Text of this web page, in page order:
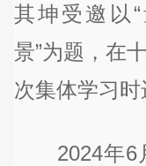
其坤受邀以
景”为题，在
次集体学习时
2024年6月